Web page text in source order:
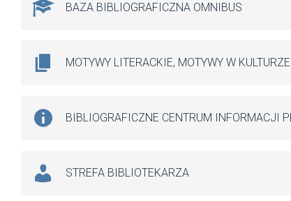
BAZA BIBLIOGRAFICZNA OMNIBUS
MOTYWY LITERACKIE, MOTYWY W KULTURZE
BIBLIOGRAFICZNE CENTRUM INFORMACJI
STREFA BIBLIOTEKARZA